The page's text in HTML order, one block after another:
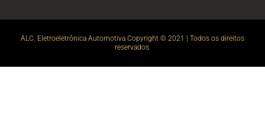
ALC. Eletroeletrônica Automotiva Copyright © 2021 | Todos os direitos
reservados.